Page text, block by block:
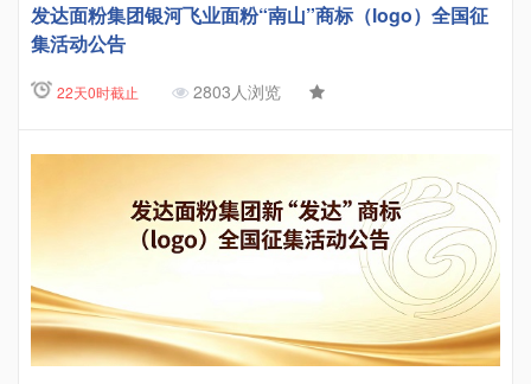
发达面粉集团银河飞业面粉“南山”商标（logo）全国征
集活动公告
22天0时截止 2803人浏览